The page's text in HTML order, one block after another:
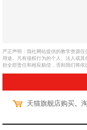
严正声明：我社网站提供的教学资源
用途。凡有侵权行为的个人、法人或
担全部责任和相应赔偿，否则我们将依
天猫旗舰店购买